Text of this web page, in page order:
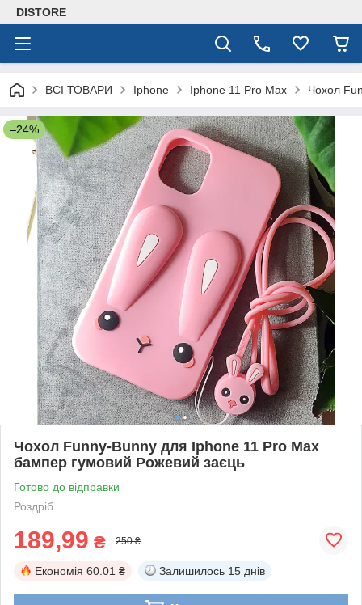
DISTORE
ВСІ ТОВАРИ Iphone Iphone 11 Pro Max Чохол
–24%
Чохол Funny-Bunny для Iphone 11 Pro Max
бампер гумовий Рожевий заєць
Готово до відправки
Роздріб
189,99 ₴ 250 ₴
Економія 60.01 ₴ Залишилось 15 днів